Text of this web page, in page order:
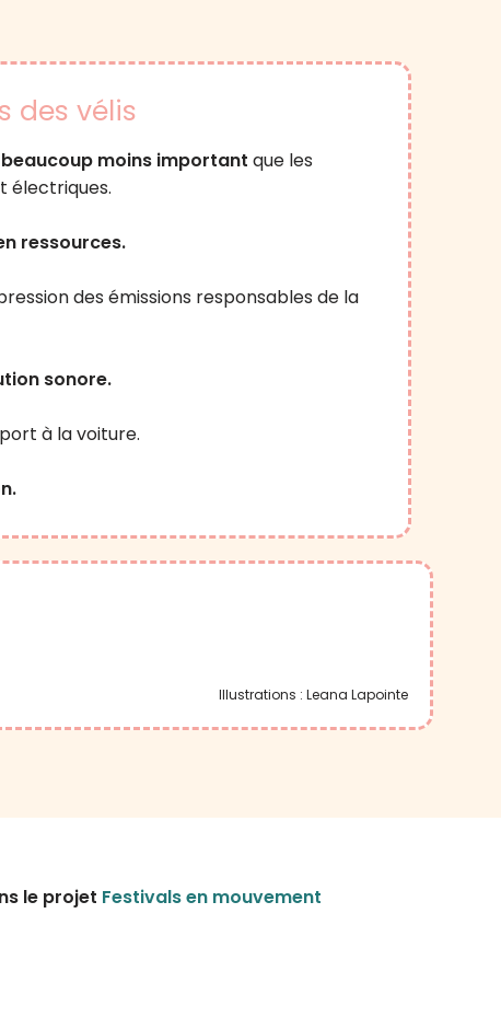
des vélis
moins important que les
électriques.
ressources.
des émissions responsables de la
sonore.
à la voiture.
Illustrations : Leana Lapointe
le projet Festivals en mouvement